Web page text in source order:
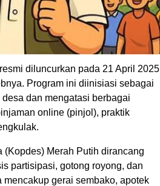
diluncurkan pada 21 April 2025
Program ini diinisiasi sebagai
dan mengatasi berbagai
online (pinjol), praktik
(Kopdes) Merah Putih dirancang
partisipasi, gotong royong, dan
gerai sembako, apotek